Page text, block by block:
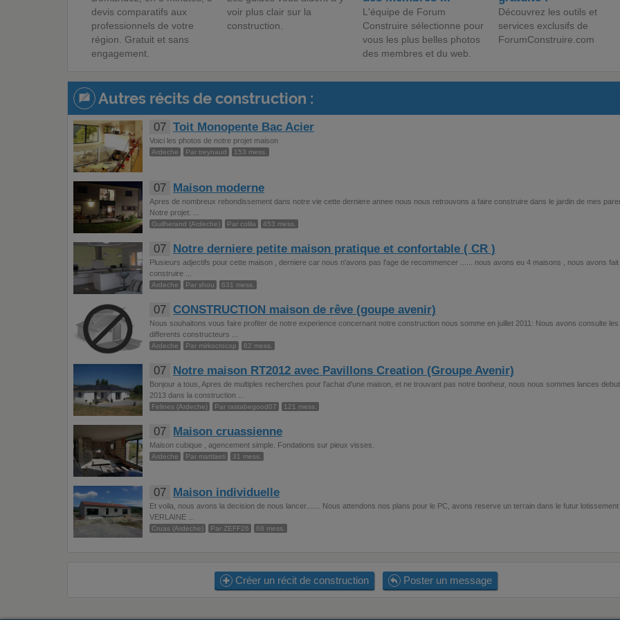
devis comparatifs aux
professionnels de votre
région. Gratuit et sans
engagement.
voir plus clair sur la
construction.
L'équipe de Forum
Construire sélectionne pour
vous les plus belles photos
des membres et du web.
Découvrez les outils et
services exclusifs de
ForumConstruire.com
Autres récits de construction :
07 Toit Monopente Bac Acier
Voici les photos de notre projet maison
Ardeche Par treynaud 153 mess.
07 Maison moderne
Apres de nombreux rebondissement dans notre vie cette derniere annee nous nous retrouvons a faire construire dans le jardin de mes
Notre projet: ...
Guilherand (Ardeche) Par colila 453 mess.
07 Notre derniere petite maison pratique et confortable ( CR )
Plusieurs adjectifs pour cette maison , derniere car nous n'avons pas l'age de recommencer ...... nous avons eu 4 maisons , nous avons fait
construire ...
Ardeche Par shou 631 mess.
07 CONSTRUCTION maison de rêve (goupe avenir)
Nous souhaitons vous faire profiter de notre experience concernant notre construction nous somme en juillet 2011: Nous avons consulte les
differents constructeurs ...
Ardeche Par mirkocrocop 82 mess.
07 Notre maison RT2012 avec Pavillons Creation (Groupe Avenir)
Bonjour a tous, Apres de multiples recherches pour l'achat d'une maison, et ne trouvant pas notre bonheur, nous nous sommes lances debut
2013 dans la construction ...
Felines (Ardeche) Par rastabegood07 121 mess.
07 Maison cruassienne
Maison cubique , agencement simple. Fondations sur pieux visses.
Ardeche Par mattlaeti 31 mess.
07 Maison individuelle
Et voila, nous avons la decision de nous lancer....... Nous attendons nos plans pour le PC, avons reserve un terrain dans le futur lotissement
VERLAINE ...
Cruas (Ardeche) Par ZEFF26 68 mess.
Créer un récit de construction Poster un message